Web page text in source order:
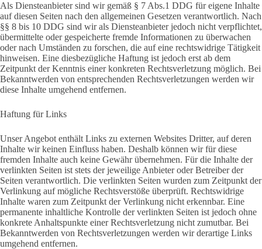
Als Diensteanbieter sind wir gemäß § 7 Abs.1 DDG für eigene Inhalte
auf diesen Seiten nach den allgemeinen Gesetzen verantwortlich. Nach
§§ 8 bis 10 DDG sind wir als Diensteanbieter jedoch nicht verpflichtet,
übermittelte oder gespeicherte fremde Informationen zu überwachen
oder nach Umständen zu forschen, die auf eine rechtswidrige Tätigkeit
hinweisen. Eine diesbezügliche Haftung ist jedoch erst ab dem
Zeitpunkt der Kenntnis einer konkreten Rechtsverletzung möglich. Bei
Bekanntwerden von entsprechenden Rechtsverletzungen werden wir
diese Inhalte umgehend entfernen.
Haftung für Links
Unser Angebot enthält Links zu externen Websites Dritter, auf deren
Inhalte wir keinen Einfluss haben. Deshalb können wir für diese
fremden Inhalte auch keine Gewähr übernehmen. Für die Inhalte der
verlinkten Seiten ist stets der jeweilige Anbieter oder Betreiber der
Seiten verantwortlich. Die verlinkten Seiten wurden zum Zeitpunkt der
Verlinkung auf mögliche Rechtsverstöße überprüft. Rechtswidrige
Inhalte waren zum Zeitpunkt der Verlinkung nicht erkennbar. Eine
permanente inhaltliche Kontrolle der verlinkten Seiten ist jedoch ohne
konkrete Anhaltspunkte einer Rechtsverletzung nicht zumutbar. Bei
Bekanntwerden von Rechtsverletzungen werden wir derartige Links
umgehend entfernen.